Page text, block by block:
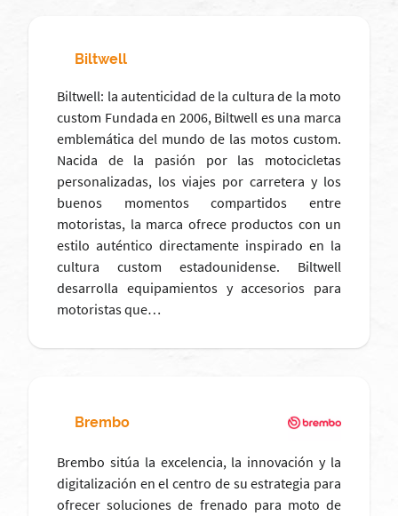
Biltwell
Biltwell: la autenticidad de la cultura de la moto
custom Fundada en 2006, Biltwell es una marca
emblemática del mundo de las motos custom.
Nacida de la pasión por las motocicletas
personalizadas, los viajes por carretera y los
buenos momentos compartidos entre
motoristas, la marca ofrece productos con un
estilo auténtico directamente inspirado en la
cultura custom estadounidense. Biltwell
desarrolla equipamientos y accesorios para
motoristas que…
Brembo
Brembo sitúa la excelencia, la innovación y la
digitalización en el centro de su estrategia para
ofrecer soluciones de frenado para moto de